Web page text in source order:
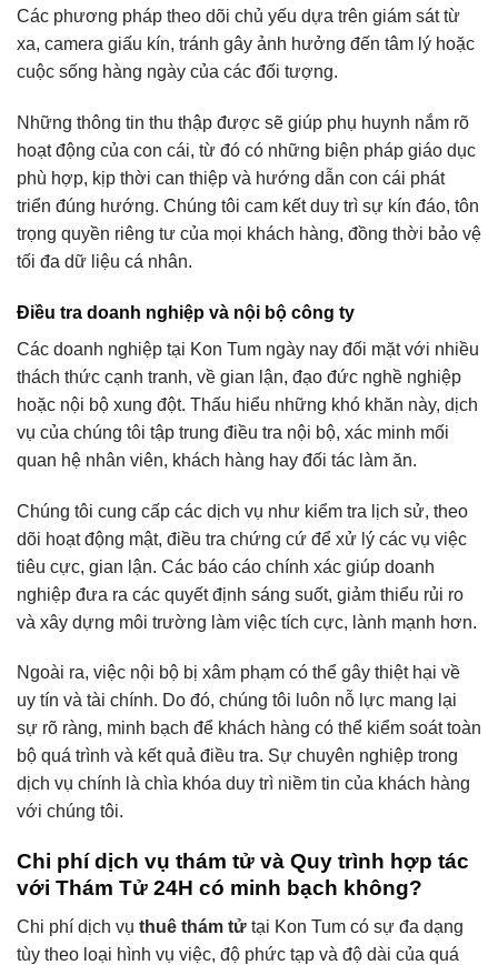
Các phương pháp theo dõi chủ yếu dựa trên giám sát từ
xa, camera giấu kín, tránh gây ảnh hưởng đến tâm lý hoặc
cuộc sống hàng ngày của các đối tượng.
Những thông tin thu thập được sẽ giúp phụ huynh nắm rõ
hoạt động của con cái, từ đó có những biện pháp giáo dục
phù hợp, kịp thời can thiệp và hướng dẫn con cái phát
triển đúng hướng. Chúng tôi cam kết duy trì sự kín đáo, tôn
trọng quyền riêng tư của mọi khách hàng, đồng thời bảo vệ
tối đa dữ liệu cá nhân.
Điều tra doanh nghiệp và nội bộ công ty
Các doanh nghiệp tại Kon Tum ngày nay đối mặt với nhiều
thách thức cạnh tranh, về gian lận, đạo đức nghề nghiệp
hoặc nội bộ xung đột. Thấu hiểu những khó khăn này, dịch
vụ của chúng tôi tập trung điều tra nội bộ, xác minh mối
quan hệ nhân viên, khách hàng hay đối tác làm ăn.
Chúng tôi cung cấp các dịch vụ như kiểm tra lịch sử, theo
dõi hoạt động mật, điều tra chứng cứ để xử lý các vụ việc
tiêu cực, gian lận. Các báo cáo chính xác giúp doanh
nghiệp đưa ra các quyết định sáng suốt, giảm thiểu rủi ro
và xây dựng môi trường làm việc tích cực, lành mạnh hơn.
Ngoài ra, việc nội bộ bị xâm phạm có thể gây thiệt hại về
uy tín và tài chính. Do đó, chúng tôi luôn nỗ lực mang lại
sự rõ ràng, minh bạch để khách hàng có thể kiểm soát toàn
bộ quá trình và kết quả điều tra. Sự chuyên nghiệp trong
dịch vụ chính là chìa khóa duy trì niềm tin của khách hàng
với chúng tôi.
Chi phí dịch vụ thám tử và Quy trình hợp tác
với Thám Tử 24H có minh bạch không?
Chi phí dịch vụ thuê thám tử tại Kon Tum có sự đa dạng
tùy theo loại hình vụ việc, độ phức tạp và độ dài của quá